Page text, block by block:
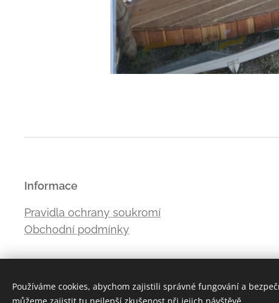
Informace
Pravidla ochrany soukromí
Obchodní podmínky
Používáme cookies, abychom zajistili správné fungování a